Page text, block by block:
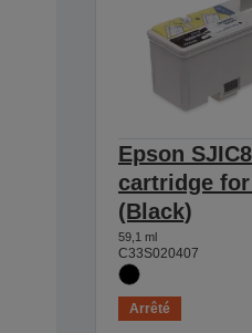
Epson
cartridge for
(Black)
59,1 ml
C33S020407
Arrêté